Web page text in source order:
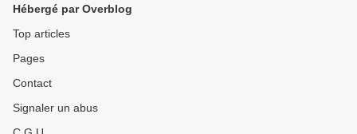
Hébergé par Overblog
Top articles
Pages
Contact
Signaler un abus